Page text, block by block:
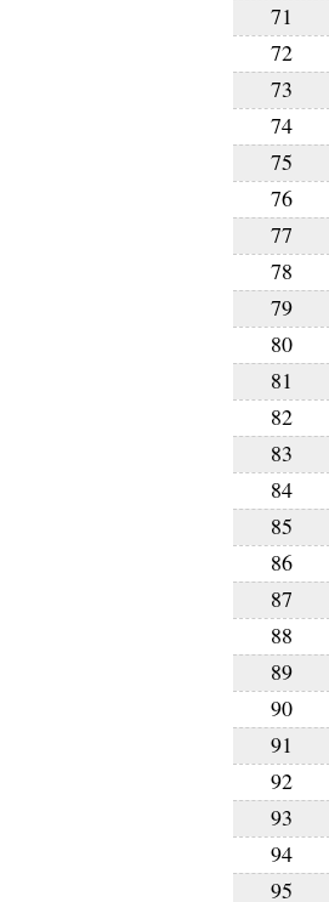
71
72
73
74
75
76
77
78
79
80
81
82
83
84
85
86
87
88
89
90
91
92
93
94
95